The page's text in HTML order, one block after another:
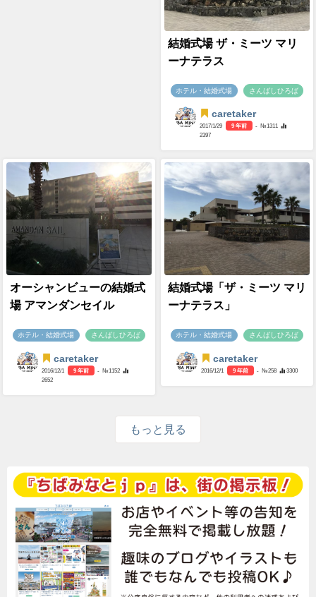
結婚式場 ザ・ミーツ マリ
ーナテラス
ホテル・結婚式場 さんばしひろば
caretaker
2017/1/29 9 年前
- №1311
2397
オーシャンビューの結婚式
場 アマンダンセイル
ホテル・結婚式場 さんばしひろば
caretaker
2016/12/1 9 年前
- №1152
2652
結婚式場「ザ・ミーツ マリ
ーナテラス」
ホテル・結婚式場 さんばしひろば
caretaker
2016/12/1 9 年前 - №258 3300
もっと見る